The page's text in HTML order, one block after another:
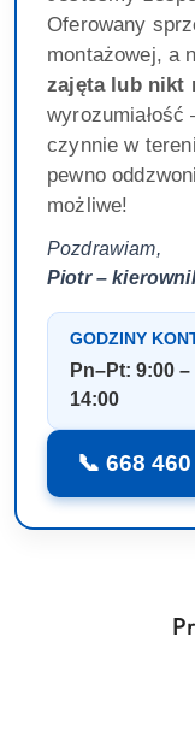
Oferowany
montażowej, a
zajęta lub nikt
czynnie w
pewno
możliwe!
Pozdrawiam,
Piotr –
GODZINY
Pn–Pt: 9:00 –
14:00
📞 668
Pomiń